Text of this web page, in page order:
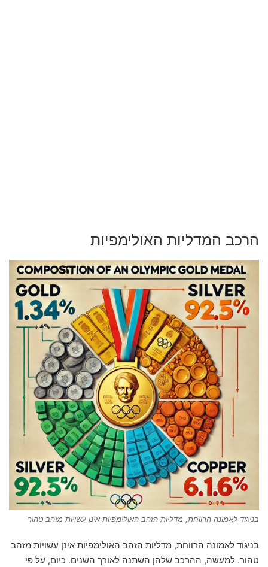
הרכב המדליות האולימפיות
בניגוד לאמונה הרווחת, מדליות הזהב האולימפיות אינן עשויות מזהב טהור
בניגוד לאמונה הרווחת, מדליות הזהב האולימפיות אינן עשויות מזהב
טהור. למעשה, ההרכב שלהן השתנה לאורך השנים. כיום, על פי